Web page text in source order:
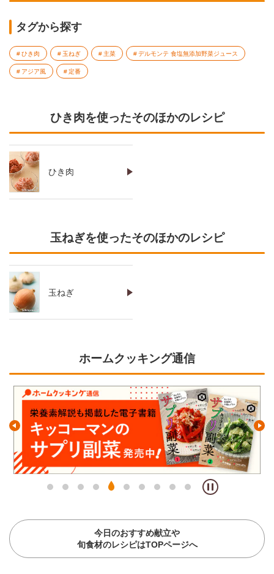
タグから探す
ひき肉 玉ねぎ 主菜 デルモンテ 食塩無添加野菜ジュース
アジア風 定番
ひき肉を使ったそのほかのレシピ
ひき肉
玉ねぎを使ったそのほかのレシピ
玉ねぎ
ホームクッキング通信
今日のおすすめ献立や
旬食材のレシピはTOPページへ